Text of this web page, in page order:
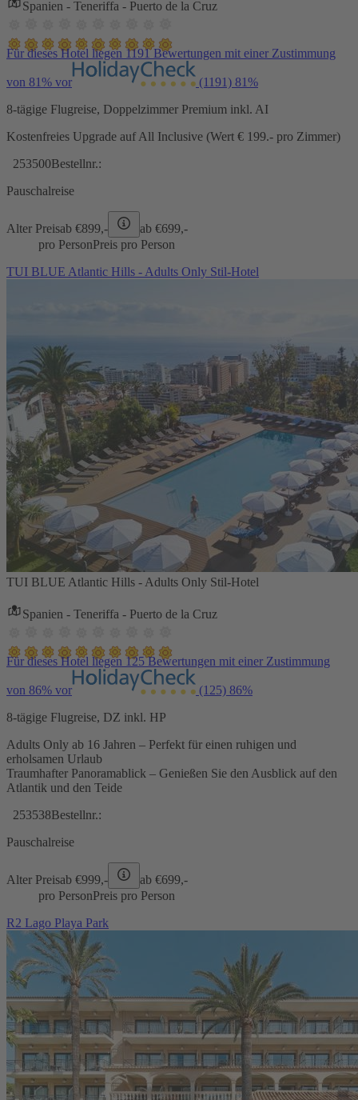
Spanien - Teneriffa - Puerto de la Cruz
Für dieses Hotel liegen 1191 Bewertungen mit einer Zustimmung
von 81% vor (1191) 81%
8-tägige Flugreise, Doppelzimmer Premium inkl. AI
Kostenfreies Upgrade auf All Inclusive (Wert € 199.- pro Zimmer)
253500Bestellnr.:
Pauschalreise
Alter Preisab €899,- ab €699,-
pro PersonPreis pro Person
TUI BLUE Atlantic Hills - Adults Only Stil-Hotel
TUI BLUE Atlantic Hills - Adults Only Stil-Hotel
Spanien - Teneriffa - Puerto de la Cruz
Für dieses Hotel liegen 125 Bewertungen mit einer Zustimmung
von 86% vor (125) 86%
8-tägige Flugreise, DZ inkl. HP
Adults Only ab 16 Jahren – Perfekt für einen ruhigen und
erholsamen Urlaub
Traumhafter Panoramablick – Genießen Sie den Ausblick auf den
Atlantik und den Teide
253538Bestellnr.:
Pauschalreise
Alter Preisab €999,- ab €699,-
pro PersonPreis pro Person
R2 Lago Playa Park